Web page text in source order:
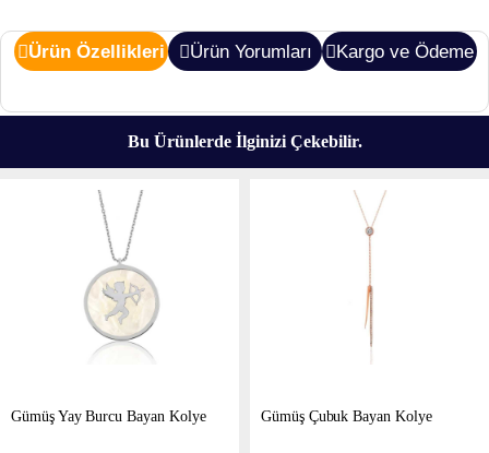
Ürün Özellikleri Ürün Yorumları Kargo ve Ödeme
Bu Ürünlerde İlginizi Çekebilir.
Gümüş Yay Burcu Bayan Kolye Gümüş Çubuk Bayan Kolye